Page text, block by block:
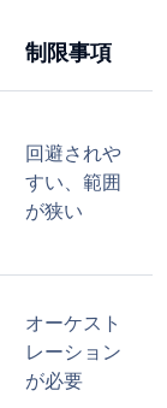
制限事項
回避されや
すい、範囲
が狭い
オーケスト
レーション
が必要